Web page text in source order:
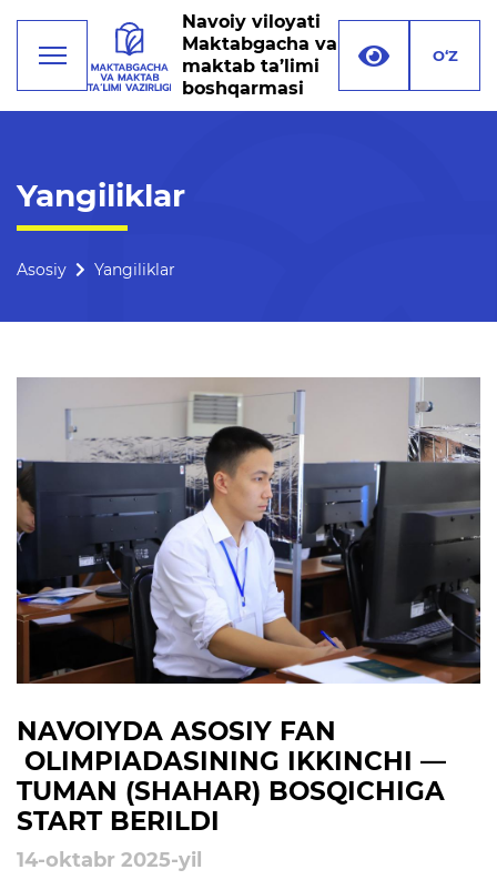
Boshqarma tuzilmasi
Bogʻlanish
Xalqaro aloqalar
Ochiq majlislar o'tkazish
rejalari
Ta'lim
Tahliliy ma'lumotlar
Ta'limga doir terminlar
Kelajak markazi
Hisobotlar
Interaktiv xizmatlar
Navoiy viloyati
Maktabgacha va
maktab ta’limi
boshqarmasi
O‘Z
Yangiliklar
Asosiy Yangiliklar
NAVOIYDA ASOSIY FAN
OLIMPIADASINING IKKINCHI —
TUMAN (SHAHAR) BOSQICHIGA
START BERILDI
14-oktabr 2025-yil